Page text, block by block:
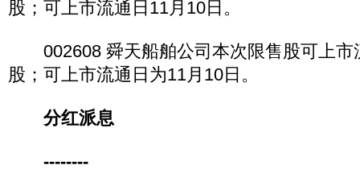
股；可上市流通日11月10日。
002608 舜天船舶公司本次限售股可上市
股；可上市流通日为11月10日。
分红派息
--------